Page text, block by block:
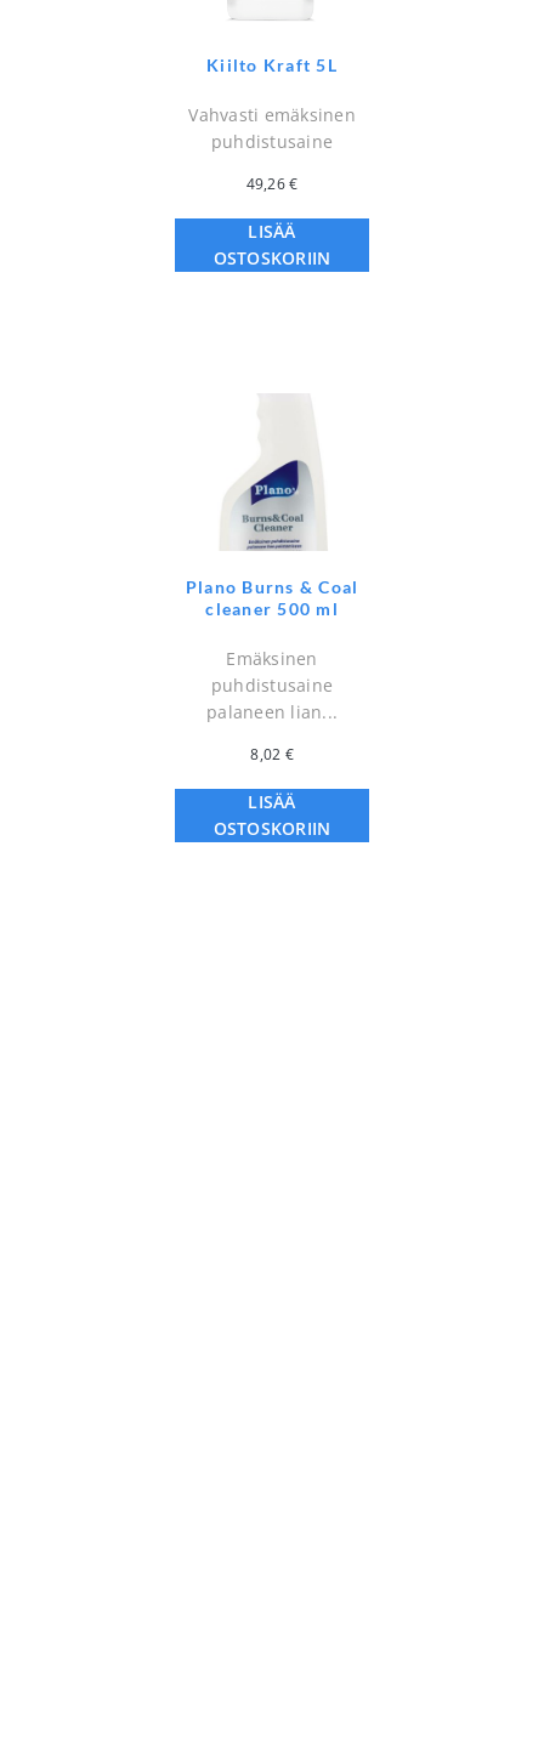
Kiilto Kraft 5L
Vahvasti emäksinen
puhdistusaine
49,26€
LISÄÄ
OSTOSKORIIN
Plano Burns & Coal
cleaner 500 ml
Emäksinen
puhdistusaine
palaneen lian...
8,02 €
LISÄÄ
OSTOSKORIIN